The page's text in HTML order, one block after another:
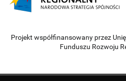
Projekt współfinansowany przez
Funduszu Rozwoju